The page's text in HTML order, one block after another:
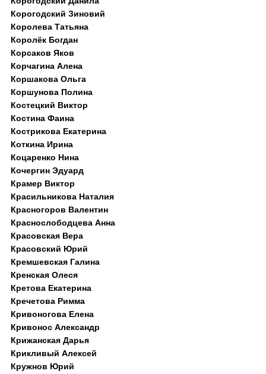
Корогодский Зиновий
Королева Татьяна
Королёк Богдан
Корсаков Яков
Корчагина Алена
Коршакова Ольга
Коршунова Полина
Костецкий Виктор
Костина Фаина
Кострикова Екатерина
Коткина Ирина
Коцаренко Нина
Кочергин Эдуард
Крамер Виктор
Красильникова Наталия
Красногоров Валентин
Краснослободцева Анна
Красовская Вера
Красовский Юрий
Кремшевская Галина
Кренская Олеся
Кретова Екатерина
Кречетова Римма
Кривоногова Елена
Кривонос Александр
Крижанская Дарья
Крикливый Алексей
Кружнов Юрий